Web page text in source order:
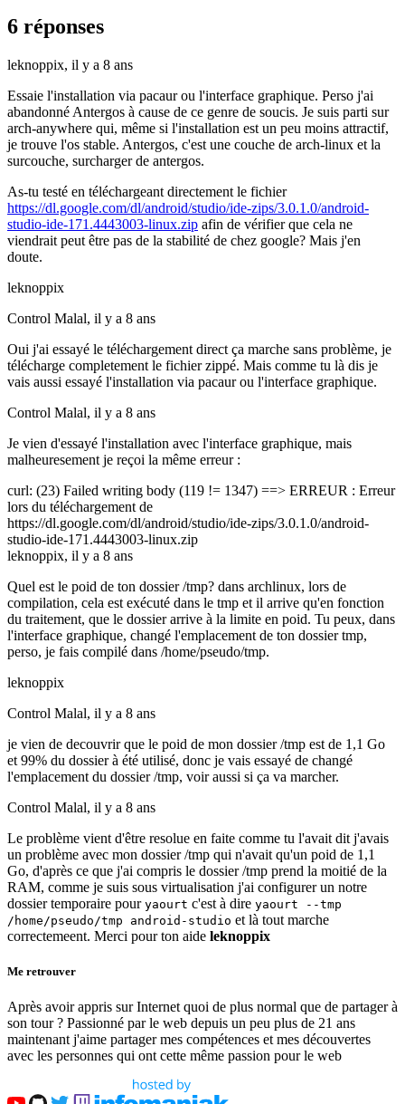
6 réponses
leknoppix, il y a 8 ans
Essaie l'installation via pacaur ou l'interface graphique. Perso j'ai
abandonné Antergos à cause de ce genre de soucis. Je suis parti sur
arch-anywhere qui, même si l'installation est un peu moins attractif,
je trouve l'os stable. Antergos, c'est une couche de arch-linux et la
surcouche, surcharger de antergos.
As-tu testé en téléchargeant directement le fichier
https://dl.google.com/dl/android/studio/ide-zips/3.0.1.0/android-
studio-ide-171.4443003-linux.zip afin de vérifier que cela ne
viendrait peut être pas de la stabilité de chez google? Mais j'en
doute.
leknoppix
Control Malal, il y a 8 ans
Oui j'ai essayé le téléchargement direct ça marche sans problème, je
télécharge completement le fichier zippé. Mais comme tu là dis je
vais aussi essayé l'installation via pacaur ou l'interface graphique.
Control Malal, il y a 8 ans
Je vien d'essayé l'installation avec l'interface graphique, mais
malheuresement je reçoi la même erreur :
curl: (23) Failed writing body (119 != 1347) ==> ERREUR : Erreur
lors du téléchargement de
https://dl.google.com/dl/android/studio/ide-zips/3.0.1.0/android-
studio-ide-171.4443003-linux.zip
leknoppix, il y a 8 ans
Quel est le poid de ton dossier /tmp? dans archlinux, lors de
compilation, cela est exécuté dans le tmp et il arrive qu'en fonction
du traitement, que le dossier arrive à la limite en poid. Tu peux, dans
l'interface graphique, changé l'emplacement de ton dossier tmp,
perso, je fais compilé dans /home/pseudo/tmp.
leknoppix
Control Malal, il y a 8 ans
je vien de decouvrir que le poid de mon dossier /tmp est de 1,1 Go
et 99% du dossier à été utilisé, donc je vais essayé de changé
l'emplacement du dossier /tmp, voir aussi si ça va marcher.
Control Malal, il y a 8 ans
Le problème vient d'être resolue en faite comme tu l'avait dit j'avais
un problème avec mon dossier /tmp qui n'avait qu'un poid de 1,1
Go, d'après ce que j'ai compris le dossier /tmp prend la moitié de la
RAM, comme je suis sous virtualisation j'ai configurer un notre
dossier temporaire pour yaourt c'est à dire yaourt --tmp
/home/pseudo/tmp android-studio et là tout marche
correctemeent. Merci pour ton aide leknoppix
Me retrouver
Après avoir appris sur Internet quoi de plus normal que de partager à
son tour ? Passionné par le web depuis un peu plus de 21 ans
maintenant j'aime partager mes compétences et mes découvertes
avec les personnes qui ont cette même passion pour le web